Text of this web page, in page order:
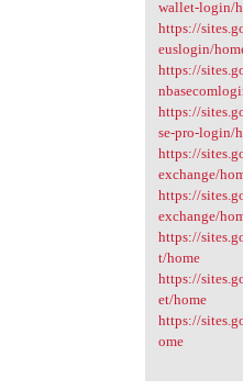
wallet-login/
https://
euslogin/
https://
https://
se-pro-login/
https://
exchange/
https://
exchange/
https://
t/home
https://
et/home
https://
ome